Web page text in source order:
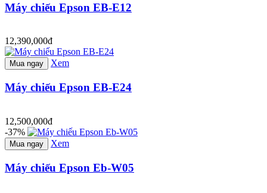
Máy chiếu Epson EB-E12
12,390,000đ
Mua ngay Xem
Máy chiếu Epson EB-E24
12,500,000đ
-37%
Mua ngay Xem
Máy chiếu Epson Eb-W05